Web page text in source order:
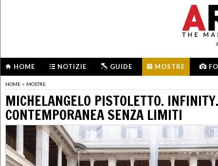
HOME NOTIZIE GUIDE MOSTRE
HOME > MOSTRE
MICHELANGELO PISTOLETTO.
CONTEMPORANEA SENZA LIMITI